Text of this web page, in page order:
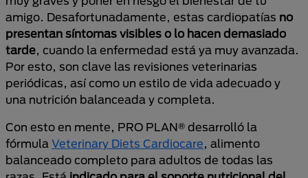
amigo. Desafortunadamente, estas cardiopatías no
presentan síntomas visibles o lo hacen demasiado
tarde, cuando la enfermedad está ya muy avanzada.
Por esto, son clave las revisiones veterinarias
periódicas, así como un estilo de vida adecuado y
una nutrición balanceada y completa.
Con esto en mente, PRO PLAN® desarrolló la
fórmula Veterinary Diets Cardiocare, alimento
balanceado completo para adultos de todas las